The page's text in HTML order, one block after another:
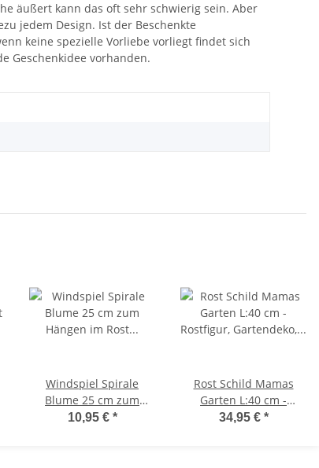
äußert kann das oft sehr schwierig sein. Aber
jedem Design. Ist der Beschenkte
keine spezielle Vorliebe vorliegt findet sich
Geschenkidee vorhanden.
Windspiel Spirale
Blume 25 cm zum
Hängen im Rost Design
10,95 € *
Rost Schild Mamas
Garten L:40 cm -
Rostfigur, Gartendeko,
34,95 € *